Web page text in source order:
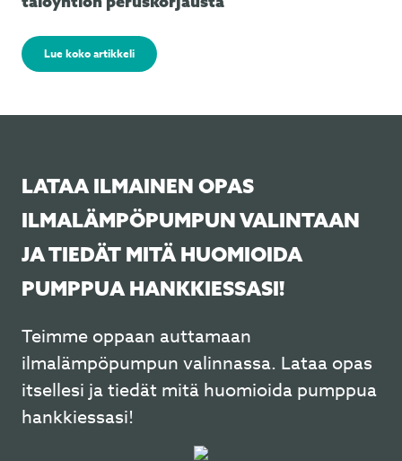
Lue koko artikkeli
LATAA ILMAINEN OPAS
ILMALÄMPÖPUMPUN VALINTAAN
JA TIEDÄT MITÄ HUOMIOIDA
PUMPPUA HANKKIESSASI!
Teimme oppaan auttamaan
ilmalämpöpumpun valinnassa. Lataa opas
itsellesi ja tiedät mitä huomioida pumppua
hankkiessasi!